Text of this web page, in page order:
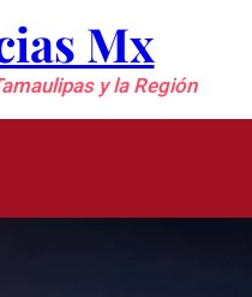
Mx
y la Región